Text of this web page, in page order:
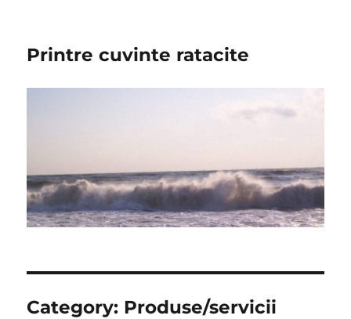
Printre cuvinte ratacite
Category: Produse/servicii